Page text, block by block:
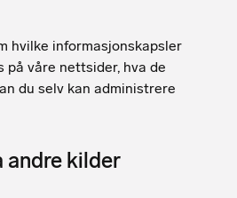
hvilke informasjonskapsler
på våre nettsider, hva de
du selv kan administrere
andre kilder